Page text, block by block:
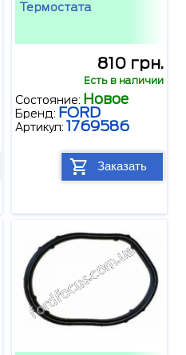
Термостата
810 грн.
Есть в наличии
Состояние: Новое
Бренд: FORD
Артикул: 1769586
Заказать